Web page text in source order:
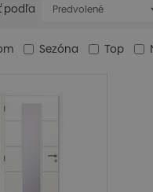
podľa
Sezóna Top